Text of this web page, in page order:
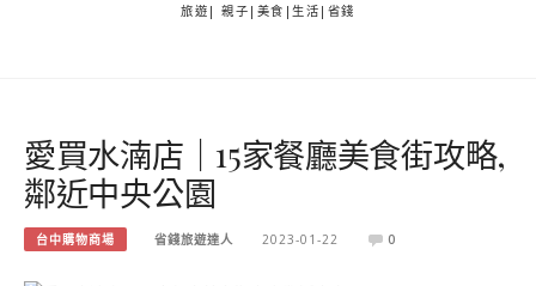
旅遊| 親子|美食|生活|省錢
愛買水湳店｜15家餐廳美食街攻略,
鄰近中央公園
台中購物商場 省錢旅遊達人 2023-01-22 0